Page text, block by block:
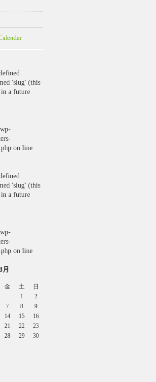
'slug' (this
a future
on line
'slug' (this
a future
on line
月
金 土 日
1
2
7 8
9
14 15
16
21 22
23
28 29
30